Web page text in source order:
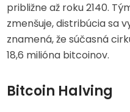
približne až roku 2140.
zmenšuje, distribúcia sa
znamená, že súčasná
18,6 milióna bitcoinov.
Bitcoin Halving